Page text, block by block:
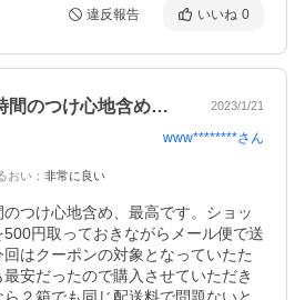
違反報告 いいね 0
商品については長時間のつけ心地含め、最… 2023/1/21
www********さん
おい ： 非常に良い
つけ心地含め、最高です。ショッ
円取っておきながらメール便で送
はクーポンの対象となっていたた
安だったので購入させていただき